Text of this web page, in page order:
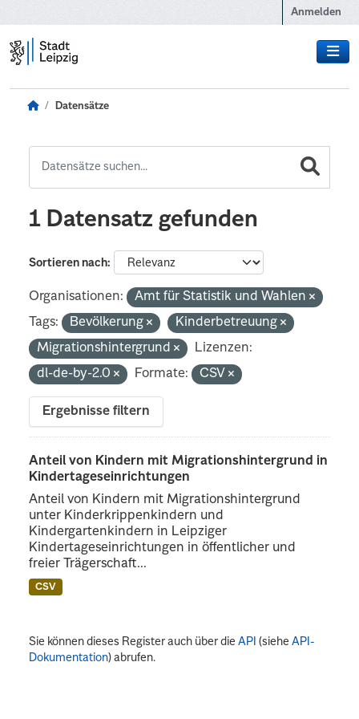
Anmelden
Datensätze
1 Datensatz gefunden
Sortieren nach
Organisationen:
Amt für Statistik und Wahlen
Tags:
Bevölkerung
Kinderbetreuung
Migrationshintergrund
Lizenzen:
dl-de-by-2.0
Formate: CSV
Ergebnisse filtern
Anteil von Kindern mit Migrationshintergrund in
Kindertageseinrichtungen
Anteil von Kindern mit Migrationshintergrund
unter Kinderkrippenkindern und
Kindergartenkindern in Leipziger
Kindertageseinrichtungen in öffentlicher und
freier Trägerschaft...
CSV
Sie können dieses Register auch über dieAPI (sieheAPI-
Dokumentation) abrufen.